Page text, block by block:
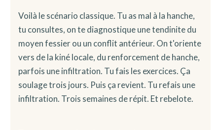
Voilà le scénario classique. Tu as mal à la hanche,
tu consultes, on te diagnostique une tendinite du
moyen fessier ou un conflit antérieur. On t'oriente
vers de la kiné locale, du renforcement de hanche,
parfois une infiltration. Tu fais les exercices. Ça
soulage trois jours. Puis ça revient. Tu refais une
infiltration. Trois semaines de répit. Et rebelote.